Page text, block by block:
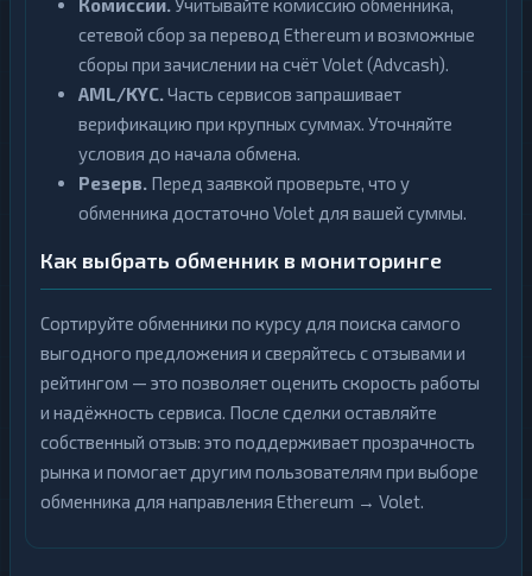
Комиссии. Учитывайте комиссию обменника,
сетевой сбор за перевод Ethereum и возможные
сборы при зачислении на счёт Volet (Advcash).
AML/KYC.Часть сервисов запрашивает
верификацию при крупных суммах. Уточняйте
условия до начала обмена.
Резерв. Перед заявкой проверьте, что у
обменника достаточно Volet для вашей суммы.
Как выбрать обменник в мониторинге
Сортируйте обменники по курсу для поиска самого
выгодного предложения и сверяйтесь с отзывами и
рейтингом — это позволяет оценить скорость работы
и надёжность сервиса. После сделки оставляйте
собственный отзыв: это поддерживает прозрачность
рынка и помогает другим пользователям при выборе
обменника для направления Ethereum → Volet.